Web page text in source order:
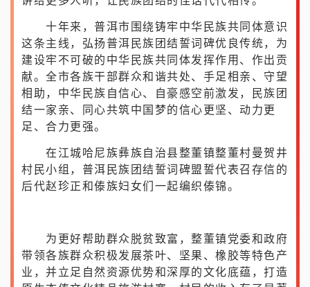
十年来，普洱市围绕铸牢中华民族共同体意识
这条主线，弘扬普洱民族团结誓词碑优良传统，为
建设牢不可破的中华民族共同体发挥作用、作出贡
献。全市各族干部群众和谐共处、手足相亲、守望
相助，中华民族自信心、自豪感空前激发，民族团
结一家亲、同心共筑中国梦的信心更坚、动力更
足、合力更强。
在江城哈尼族彝族自治县整董镇整董村曼贺井
村民小组，普洱民族团结誓词碑盟誓代表召存信的
后代赵珍正和傣族妇女们一起编织傣锦。